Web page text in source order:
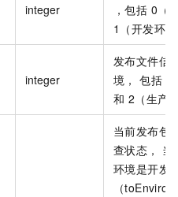
integer
，包括 0（
1（开发环
integer
发布文件信
境， 包括 1
和 2（生产
当前发布包
查状态， 当
环境是开发
（